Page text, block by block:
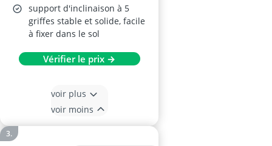
support d'inclinaison à 5
griffes stable et solide, facile
à fixer dans le sol
Vérifier le prix →
voir plus
voir moins